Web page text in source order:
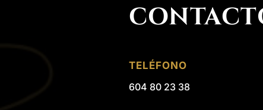
TELÉFONO
604 80 23 38